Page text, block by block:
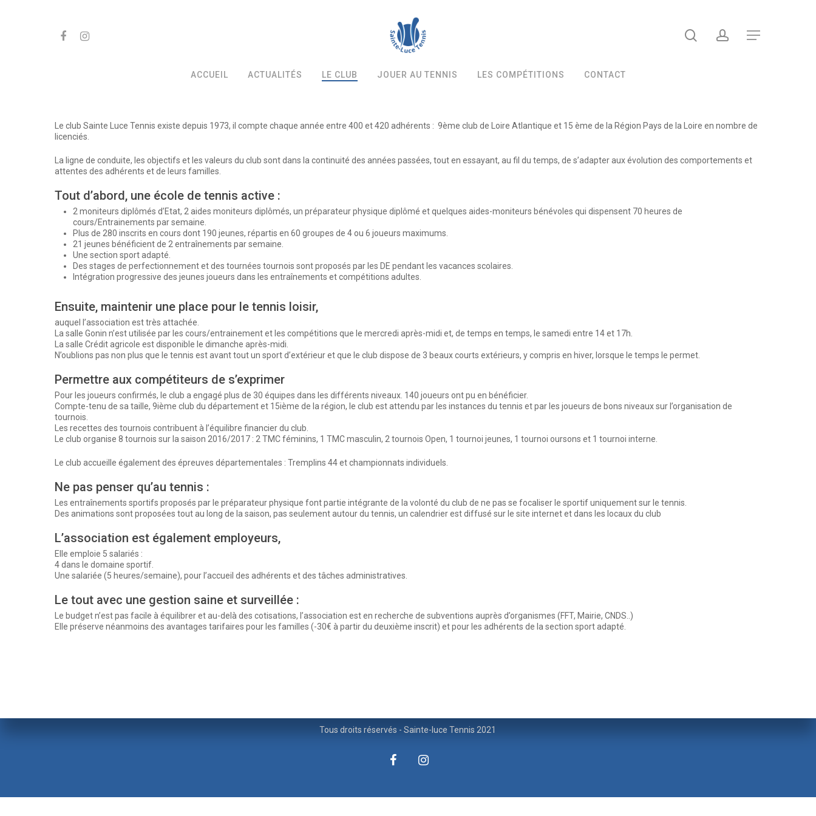
FACEBOOKINSTAGRAM Menu
ACCUEIL ACTUALITÉS LE CLUB JOUER AU TENNIS LES COMPÉTITIONS CONTACT
Le club Sainte Luce Tennis existe depuis 1973, il compte chaque année entre 400 et 420 adhérents : 9ème club de Loire Atlantique et 15 ème de la Région Pays de la Loire en nombre de
licenciés.
La ligne de conduite, les objectifs et les valeurs du club sont dans la continuité des années passées, tout en essayant, au fil du temps, de s’adapter aux évolution des comportements et
attentes des adhérents et de leurs familles.
Tout d’abord, une école de tennis active :
2 moniteurs diplômés d’Etat, 2 aides moniteurs diplômés, un préparateur physique diplômé et quelques aides-moniteurs bénévoles qui dispensent 70 heures de
cours/Entrainements par semaine.
Plus de 280 inscrits en cours dont 190 jeunes, répartis en 60 groupes de 4 ou 6 joueurs maximums.
21 jeunes bénéficient de 2 entraînements par semaine.
Une section sport adapté.
Des stages de perfectionnement et des tournées tournois sont proposés par les DE pendant les vacances scolaires.
Intégration progressive des jeunes joueurs dans les entraînements et compétitions adultes.
Ensuite, maintenir une place pour le tennis loisir,
auquel l’association est très attachée.
La salle Gonin n’est utilisée par les cours/entrainement et les compétitions que le mercredi après-midi et, de temps en temps, le samedi entre 14 et 17h.
La salle Crédit agricole est disponible le dimanche après-midi.
N’oublions pas non plus que le tennis est avant tout un sport d’extérieur et que le club dispose de 3 beaux courts extérieurs, y compris en hiver, lorsque le temps le permet.
Permettre aux compétiteurs de s’exprimer
Pour les joueurs confirmés, le club a engagé plus de 30 équipes dans les différents niveaux. 140 joueurs ont pu en bénéficier.
Compte-tenu de sa taille, 9ième club du département et 15ième de la région, le club est attendu par les instances du tennis et par les joueurs de bons niveaux sur l’organisation de
tournois.
Les recettes des tournois contribuent à l’équilibre financier du club.
Le club organise 8 tournois sur la saison 2016/2017 : 2 TMC féminins, 1 TMC masculin, 2 tournois Open, 1 tournoi jeunes, 1 tournoi oursons et 1 tournoi interne.
Le club accueille également des épreuves départementales : Tremplins 44 et championnats individuels.
Ne pas penser qu’au tennis :
Les entraînements sportifs proposés par le préparateur physique font partie intégrante de la volonté du club de ne pas se focaliser le sportif uniquement sur le tennis.
Des animations sont proposées tout au long de la saison, pas seulement autour du tennis, un calendrier est diffusé sur le site internet et dans les locaux du club
L’association est également employeurs,
Elle emploie 5 salariés :
4 dans le domaine sportif.
Une salariée (5 heures/semaine), pour l’accueil des adhérents et des tâches administratives.
Le tout avec une gestion saine et surveillée :
Le budget n’est pas facile à équilibrer et au-delà des cotisations, l’association est en recherche de subventions auprès d’organismes (FFT, Mairie, CNDS..)
Elle préserve néanmoins des avantages tarifaires pour les familles (-30€ à partir du deuxième inscrit) et pour les adhérents de la section sport adapté.
Tous droits réservés - Sainte-luce Tennis 2021
facebookinstagram